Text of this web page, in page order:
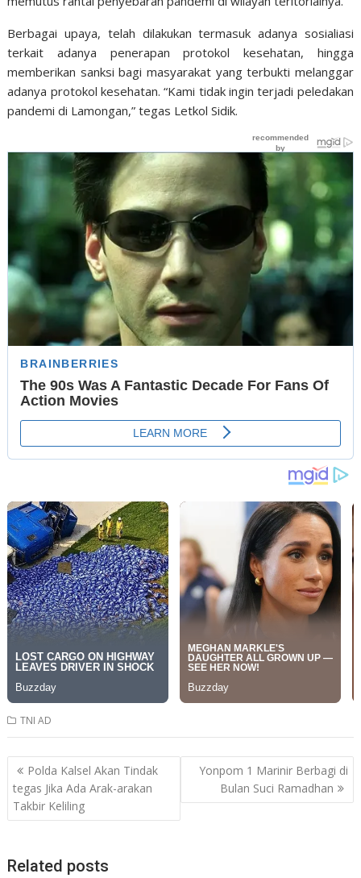
Berbagai upaya, telah dilakukan termasuk adanya sosialiasi
terkait adanya penerapan protokol kesehatan, hingga
memberikan sanksi bagi masyarakat yang terbukti melanggar
adanya protokol kesehatan. “Kami tidak ingin terjadi peledakan
pandemi di Lamongan,” tegas Letkol Sidik.
TNI AD
Post
navigation
Polda Kalsel Akan Tindak
tegas Jika Ada Arak-arakan
Takbir Keliling
Yonpom 1 Marinir Berbagi di
Bulan Suci Ramadhan
Related posts